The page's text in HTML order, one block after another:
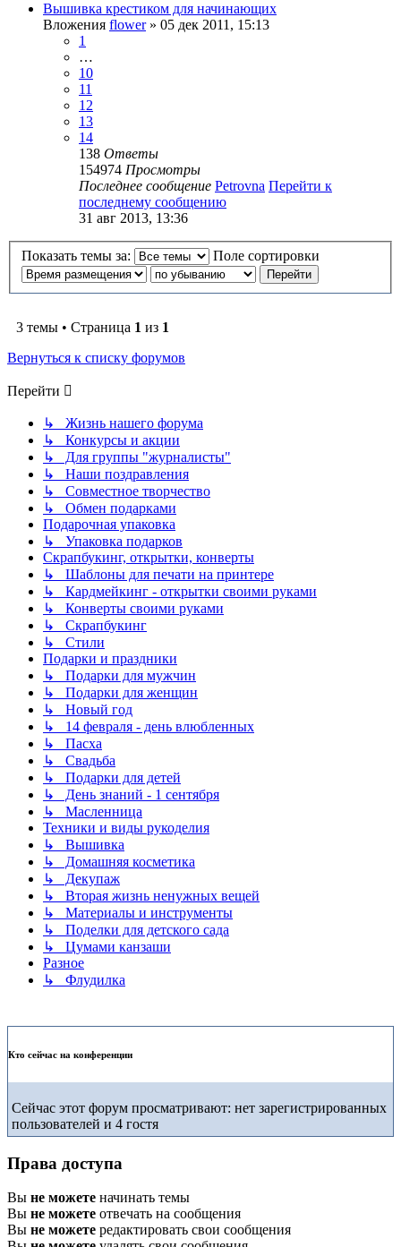
Вышивка крестиком для начинающих
Вложения flower» 05 дек 2011, 15:13
1
…
10
11
12
13
14
138 Ответы
154974 Просмотры
Последнее сообщение Petrovna Перейти к
последнему сообщению
31 авг 2013, 13:36
Показать темы за: Поле сортировки
3 темы • Страница 1 из 1
Вернуться к списку форумов
Перейти
↳ Жизнь нашего форума
↳ Конкурсы и акции
↳ Для группы "журналисты"
↳ Наши поздравления
↳ Совместное творчество
↳ Обмен подарками
Подарочная упаковка
↳ Упаковка подарков
Скрапбукинг, открытки, конверты
↳ Шаблоны для печати на принтере
↳ Кардмейкинг - открытки своими руками
↳ Конверты своими руками
↳ Скрапбукинг
↳ Стили
Подарки и праздники
↳ Подарки для мужчин
↳ Подарки для женщин
↳ Новый год
↳ 14 февраля - день влюбленных
↳ Пасха
↳ Свадьба
↳ Подарки для детей
↳ День знаний - 1 сентября
↳ Масленница
Техники и виды рукоделия
↳ Вышивка
↳ Домашняя косметика
↳ Декупаж
↳ Вторая жизнь ненужных вещей
↳ Материалы и инструменты
↳ Поделки для детского сада
↳ Цумами канзаши
Разное
↳ Флудилка
Кто сейчас на конференции
Сейчас этот форум просматривают: нет зарегистрированных
пользователей и 4 гостя
Права доступа
Вы не можете начинать темы
Вы не можете отвечать на сообщения
Вы не можете редактировать свои сообщения